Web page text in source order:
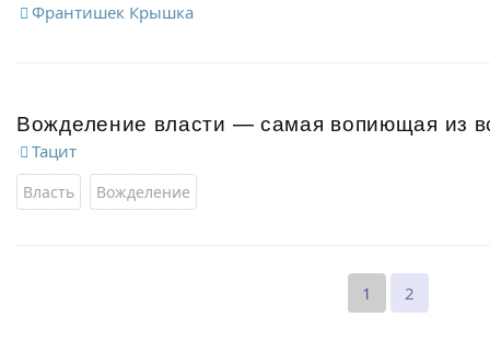
Франтишек Крышка
Вожделение власти — самая вопиющая из
Тацит
Власть Вожделение
1 2